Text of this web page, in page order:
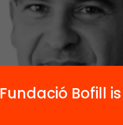
Fundació Bofill